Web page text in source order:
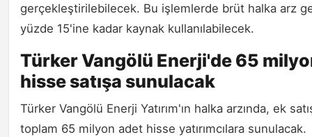
gerçekleştirilebilecek. Bu işlemlerde brüt halka arz
yüzde 15'ine kadar kaynak kullanılabilecek.
Türker Vangölü Enerji'de 65
hisse satışa sunulacak
Türker Vangölü Enerji Yatırım'ın halka arzında, ek
toplam 65 milyon adet hisse yatırımcılara sunulacak.